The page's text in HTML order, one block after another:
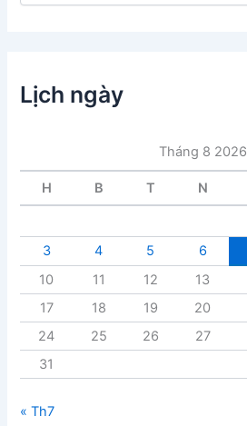
c
b
i
Lịch ngày
Tháng 8 2026
H B T N
3
4 5 6
10
11 12 13
17
18 19 20
24
25 26 27
31
« Th7